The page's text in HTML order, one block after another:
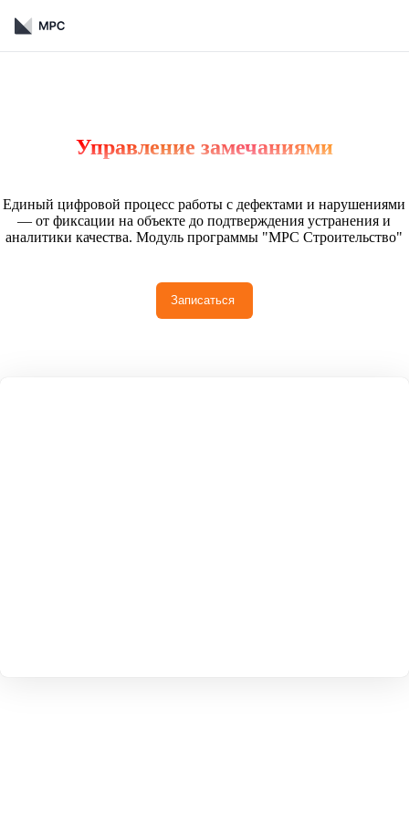
Управление замечаниями
Единый цифровой процесс работы с дефектами и нарушениями
— от фиксации на объекте до подтверждения устранения и
аналитики качества. Модуль программы "МРС Строительство"
Записаться